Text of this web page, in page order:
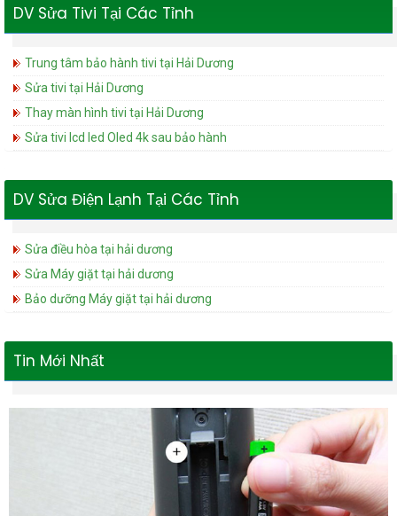
DV Sửa Tivi Tại Các Tỉnh
Trung tâm bảo hành tivi tại Hải Dương
Sửa tivi tại Hải Dương
Thay màn hình tivi tại Hải Dương
Sửa tivi lcd led Oled 4k sau bảo hành
DV Sửa Điện Lạnh Tại Các Tỉnh
Sửa điều hòa tại hải dương
Sửa Máy giặt tại hải dương
Bảo dưỡng Máy giặt tại hải dương
Tin Mới Nhất